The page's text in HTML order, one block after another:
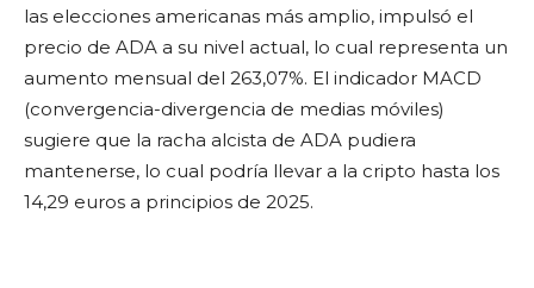
las elecciones americanas más amplio, impulsó el
precio de ADA a su nivel actual, lo cual representa un
aumento mensual del 263,07%. El indicador MACD
(convergencia-divergencia de medias móviles)
sugiere que la racha alcista de ADA pudiera
mantenerse, lo cual podría llevar a la cripto hasta los
14,29 euros a principios de 2025.